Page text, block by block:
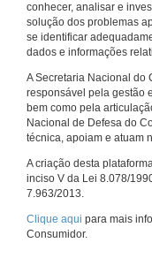
conhecer, analisar e
solução dos problemas
se identificar
dados e informações
A Secretaria Nacional do
responsável pela gestão
bem como pela
Nacional de Defesa do
técnica, apoiam e atuam
A criação desta
inciso V da Lei 8.078/
7.963/2013.
Clique aqui para mais
Consumidor.